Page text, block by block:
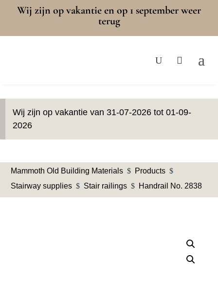
Wij zijn op vakantie en op 1 september weer
terug
Wij zijn op vakantie van 31-07-2026 tot 01-09-
2026
Mammoth Old Building Materials $ Products $
Stairway supplies $ Stair railings $ Handrail No. 2838